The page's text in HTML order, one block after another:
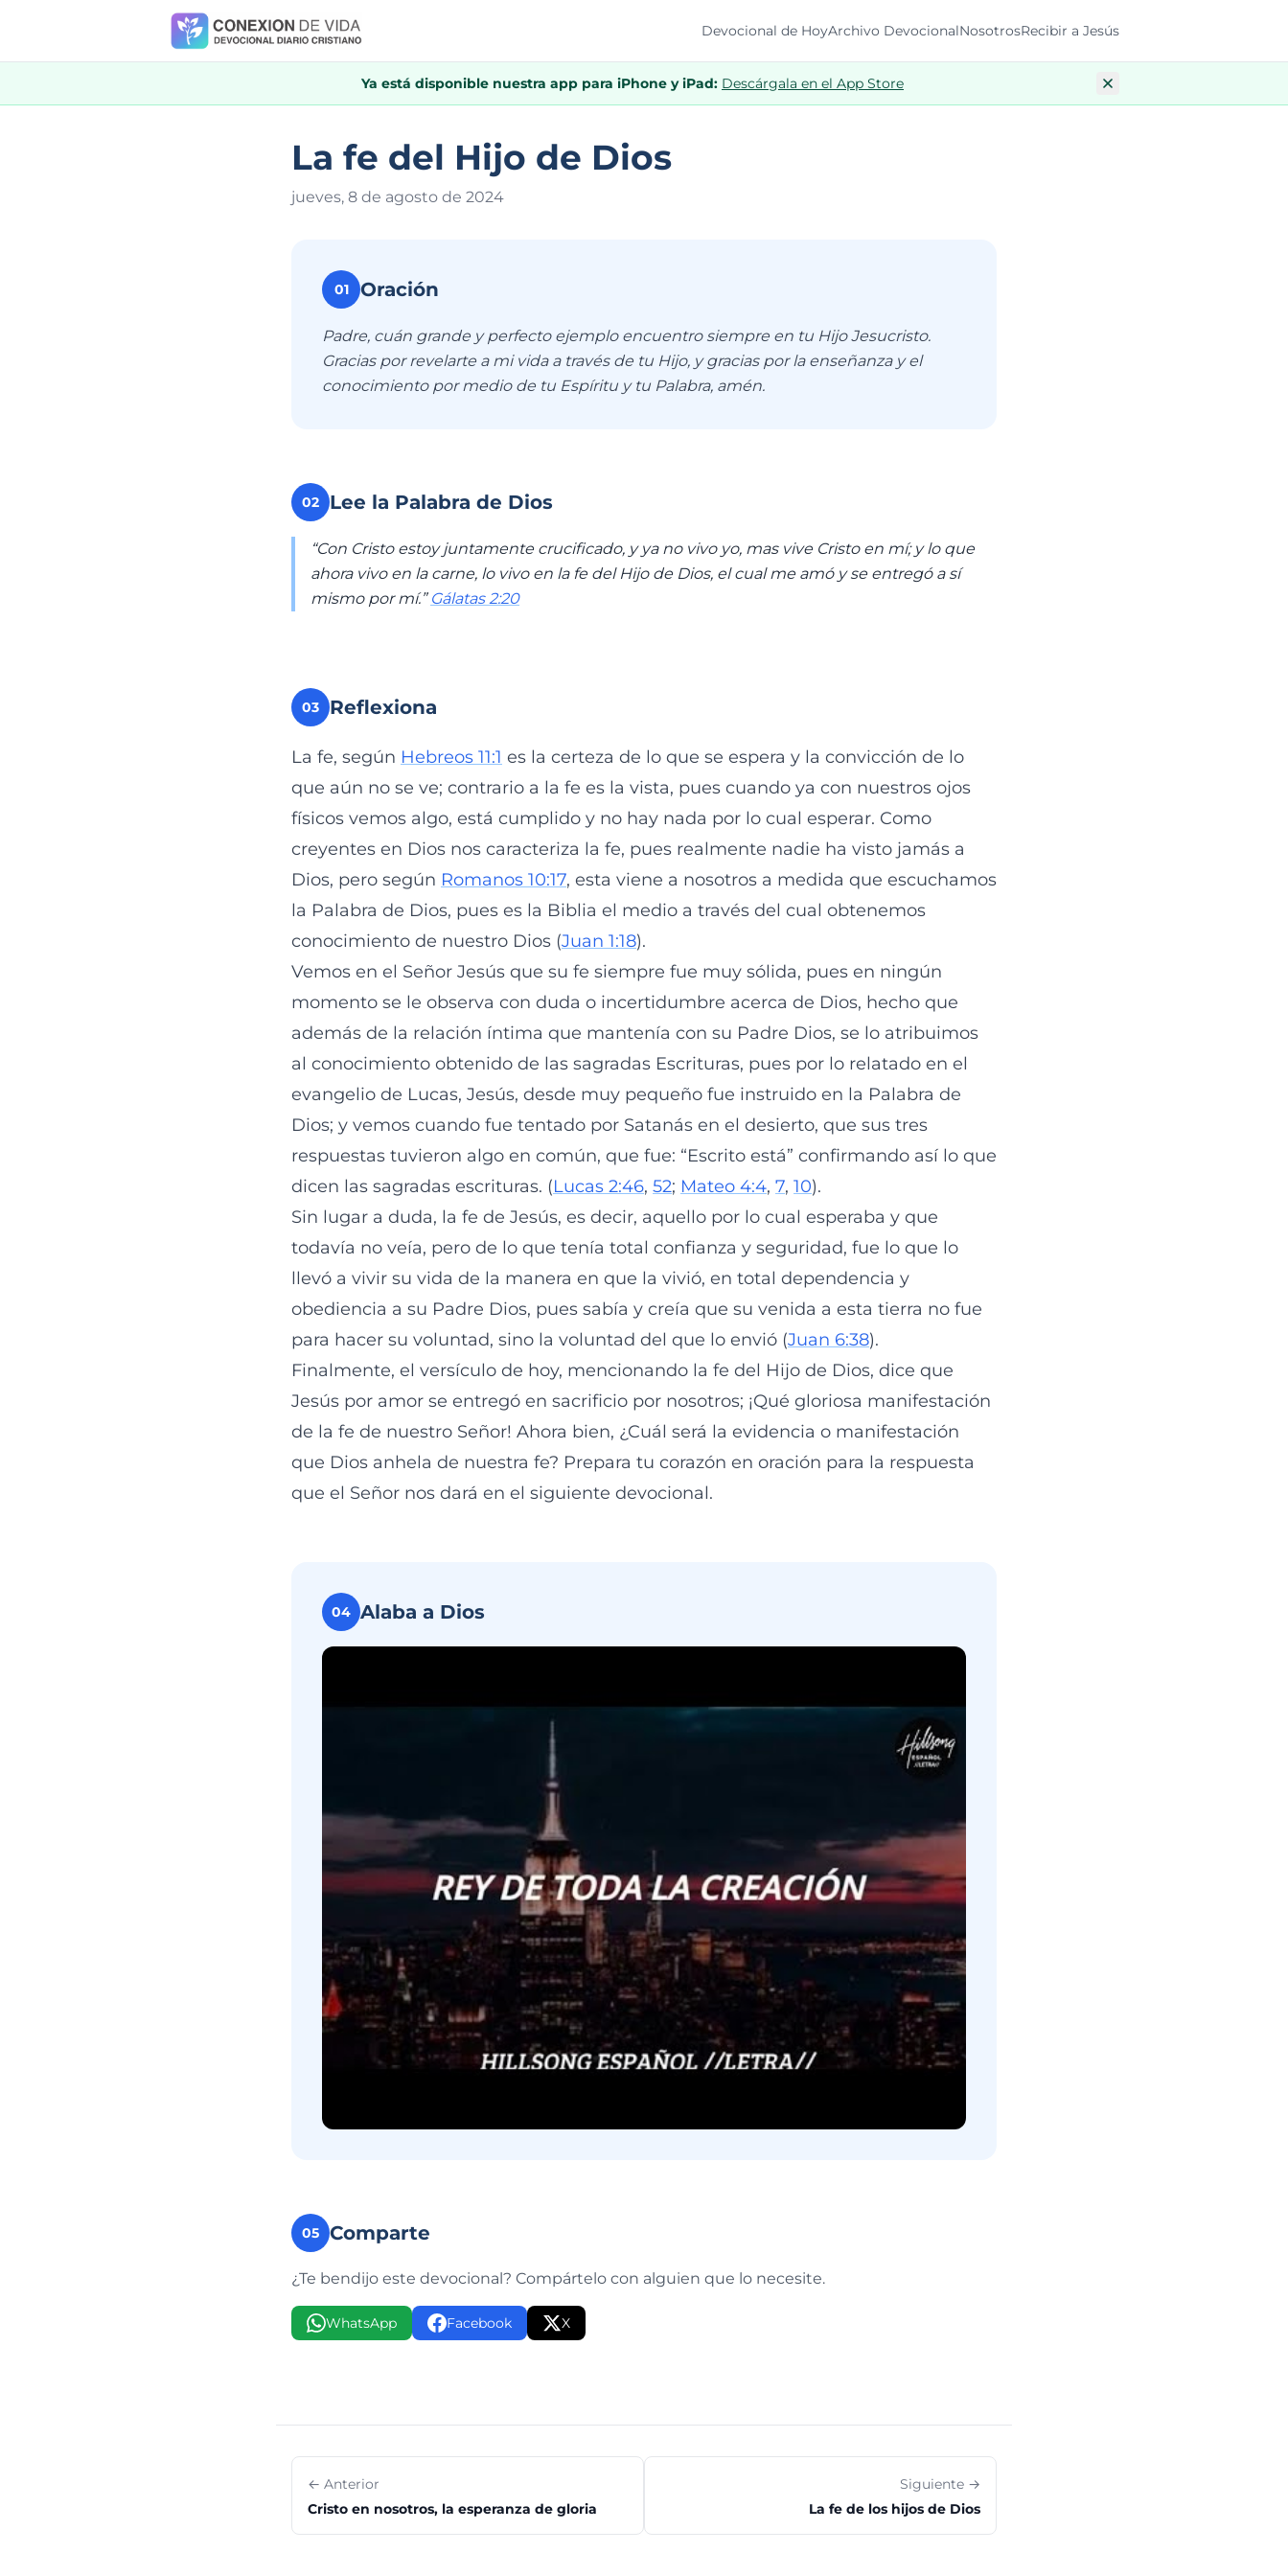
Devocional de HoyArchivo DevocionalNosotrosRecibir a Jesús
Ya está disponible nuestra app para iPhone y iPad: Descárgala en el App Store
La fe del Hijo de Dios
jueves, 8 de agosto de 2024
01 Oración
Padre, cuán grande y perfecto ejemplo encuentro siempre en tu Hijo Jesucristo.
Gracias por revelarte a mi vida a través de tu Hijo, y gracias por la enseñanza y el
conocimiento por medio de tu Espíritu y tu Palabra, amén.
02 Lee la Palabra de Dios
“Con Cristo estoy juntamente crucificado, y ya no vivo yo, mas vive Cristo en mí; y lo que
ahora vivo en la carne, lo vivo en la fe del Hijo de Dios, el cual me amó y se entregó a sí
mismo por mí.” Gálatas 2:20
03 Reflexiona
La fe, según Hebreos 11:1 es la certeza de lo que se espera y la convicción de lo
que aún no se ve; contrario a la fe es la vista, pues cuando ya con nuestros ojos
físicos vemos algo, está cumplido y no hay nada por lo cual esperar. Como
creyentes en Dios nos caracteriza la fe, pues realmente nadie ha visto jamás a
Dios, pero según Romanos 10:17, esta viene a nosotros a medida que escuchamos
la Palabra de Dios, pues es la Biblia el medio a través del cual obtenemos
conocimiento de nuestro Dios (Juan 1:18).
Vemos en el Señor Jesús que su fe siempre fue muy sólida, pues en ningún
momento se le observa con duda o incertidumbre acerca de Dios, hecho que
además de la relación íntima que mantenía con su Padre Dios, se lo atribuimos
al conocimiento obtenido de las sagradas Escrituras, pues por lo relatado en el
evangelio de Lucas, Jesús, desde muy pequeño fue instruido en la Palabra de
Dios; y vemos cuando fue tentado por Satanás en el desierto, que sus tres
respuestas tuvieron algo en común, que fue: “Escrito está” confirmando así lo que
dicen las sagradas escrituras. (Lucas 2:46, 52; Mateo 4:4, 7, 10).
Sin lugar a duda, la fe de Jesús, es decir, aquello por lo cual esperaba y que
todavía no veía, pero de lo que tenía total confianza y seguridad, fue lo que lo
llevó a vivir su vida de la manera en que la vivió, en total dependencia y
obediencia a su Padre Dios, pues sabía y creía que su venida a esta tierra no fue
para hacer su voluntad, sino la voluntad del que lo envió (Juan 6:38).
Finalmente, el versículo de hoy, mencionando la fe del Hijo de Dios, dice que
Jesús por amor se entregó en sacrificio por nosotros; ¡Qué gloriosa manifestación
de la fe de nuestro Señor! Ahora bien, ¿Cuál será la evidencia o manifestación
que Dios anhela de nuestra fe? Prepara tu corazón en oración para la respuesta
que el Señor nos dará en el siguiente devocional.
04 Alaba a Dios
05 Comparte
¿Te bendijo este devocional? Compártelo con alguien que lo necesite.
WhatsApp Facebook X
← Anterior
Cristo en nosotros, la esperanza de gloria
Siguiente →
La fe de los hijos de Dios